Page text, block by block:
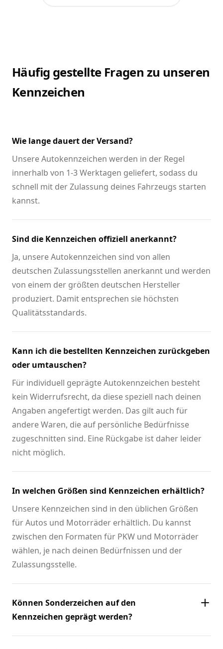
Häufig gestellte Fragen zu unseren
Kennzeichen
Wie lange dauert der Versand?
Unsere Autokennzeichen werden in der Regel
innerhalb von 1-3 Werktagen geliefert, sodass du
schnell mit der Zulassung deines Fahrzeugs starten
kannst.
Sind die Kennzeichen offiziell anerkannt?
Ja, unsere Autokennzeichen sind von allen
deutschen Zulassungsstellen anerkannt und werden
von einem der größten deutschen Hersteller
produziert. Damit entsprechen sie höchsten
Qualitätsstandards.
Kann ich die bestellten Kennzeichen zurückgeben
oder umtauschen?
Für individuell geprägte Autokennzeichen besteht
kein Widerrufsrecht, da diese speziell nach deinen
Angaben angefertigt werden. Das gilt auch für
andere Waren, die auf persönliche Bedürfnisse
zugeschnitten sind. Eine Rückgabe ist daher leider
nicht möglich.
In welchen Größen sind Kennzeichen erhältlich?
Unsere Kennzeichen sind in den üblichen Größen
für Autos und Motorräder erhältlich. Du kannst
zwischen den Formaten für PKW und Motorräder
wählen, je nach deinen Bedürfnissen und der
Zulassungsstelle.
Können Sonderzeichen auf den
Kennzeichen geprägt werden?